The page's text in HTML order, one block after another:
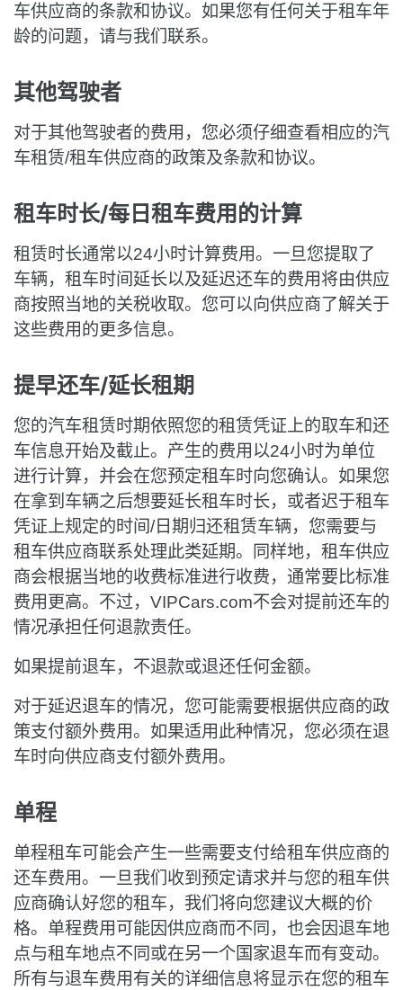
车供应商的条款和协议。如果您有任何关于租车年
龄的问题，请与我们联系。
其他驾驶者
对于其他驾驶者的费用，您必须仔细查看相应的汽
车租赁/租车供应商的政策及条款和协议。
租车时长/每日租车费用的计算
租赁时长通常以24小时计算费用。一旦您提取了
车辆，租车时间延长以及延迟还车的费用将由供应
商按照当地的关税收取。您可以向供应商了解关于
这些费用的更多信息。
提早还车/延长租期
您的汽车租赁时期依照您的租赁凭证上的取车和还
车信息开始及截止。产生的费用以24小时为单位
进行计算，并会在您预定租车时向您确认。如果您
在拿到车辆之后想要延长租车时长，或者迟于租车
凭证上规定的时间/日期归还租赁车辆，您需要与
租车供应商联系处理此类延期。同样地，租车供应
商会根据当地的收费标准进行收费，通常要比标准
费用更高。不过，VIPCars.com不会对提前还车的
情况承担任何退款责任。
如果提前退车，不退款或退还任何金额。
对于延迟退车的情况，您可能需要根据供应商的政
策支付额外费用。如果适用此种情况，您必须在退
车时向供应商支付额外费用。
单程
单程租车可能会产生一些需要支付给租车供应商的
还车费用。一旦我们收到预定请求并与您的租车供
应商确认好您的租车，我们将向您建议大概的价
格。单程费用可能因供应商而不同，也会因退车地
点与租车地点不同或在另一个国家退车而有变动。
所有与退车费用有关的详细信息将显示在您的租车